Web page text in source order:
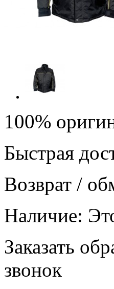
100%
Быстрая
Возврат /
Наличие:
Заказать
звонок